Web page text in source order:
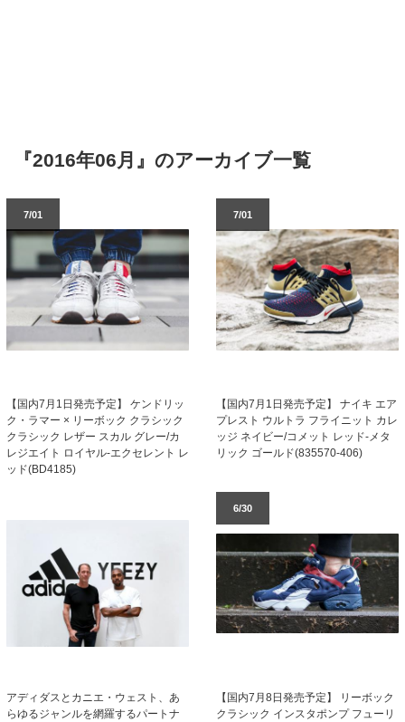
『2016年06月』のアーカイブ一覧
7/01
【国内7月1日発売予定】 ケンドリッ
ク・ラマー × リーボック クラシック
クラシック レザー スカル グレー/カ
レジエイト ロイヤル-エクセレント レ
ッド(BD4185)
7/01
【国内7月1日発売予定】 ナイキ エア
プレスト ウルトラ フライニット カレ
ッジ ネイビー/コメット レッド-メタ
リック ゴールド(835570-406)
アディダスとカニエ・ウェスト、あ
らゆるジャンルを網羅するパートナ
6/30
【国内7月8日発売予定】 リーボック
クラシック インスタポンプ フューリ